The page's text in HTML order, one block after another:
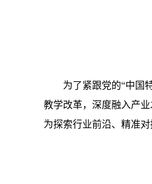
为了紧跟党的“中国
教学改革，深度融入产业
为探索行业前沿、精准